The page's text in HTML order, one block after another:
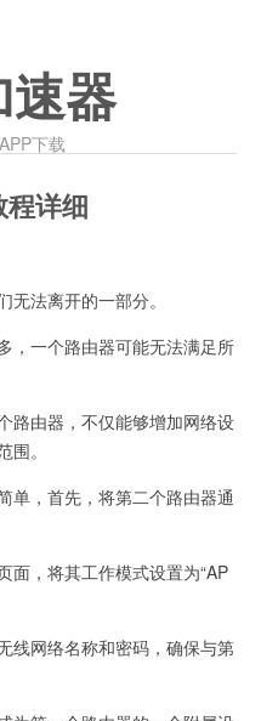
速器
下载
详细
法离开的一部分。
一个路由器可能无法满足所
由器，不仅能够增加网络设
。
，首先，将第二个路由器通
，将其工作模式设置为“AP
网络名称和密码，确保与第